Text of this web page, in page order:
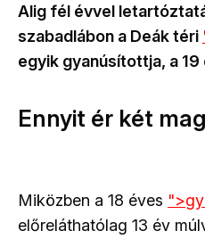
Alig fél évvel
szabadlábon a Deák téri
egyik gyanúsítottja, a
Ennyit ér két
Miközben a 18 éves ">
előreláthatólag 13 év